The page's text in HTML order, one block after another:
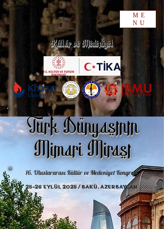
ME
NU
Kültür ve Medeniyet
Türk Dünyasının
Mimari Mirası
16. Uluslararası Kültür ve Medeniyet Kongresi
25-26 EYLÜL 2025 / BAKÜ, AZERBAYCAN